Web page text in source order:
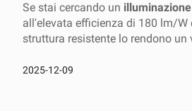
Se stai cercando un
all'elevata efficienza di 180 lm/
struttura resistente lo rendono
2025-12-09